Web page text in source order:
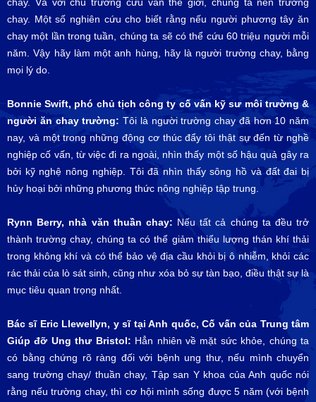
chay. Một số nghiên cứu cho biết rằng nếu người phương tây ăn
chay một lần trong tuần, chúng ta sẽ có thể cứu 60 triệu người mỗi
năm. Vậy hãy làm một anh hùng, hãy là người trường chay, bằng
mọi lý do.
Bonnie Swift, phó chủ tịch công ty cố vấn kỹ sư môi trường &
người ăn chay trường: Tôi là người trường chay đã hơn 10 năm
nay, và một trong những động cơ thúc đẩy tôi thật sự đến từ nghề
nghiệp cố vấn, từ việc đi ra ngoài, nhìn thấy một số hậu quả gây ra
bởi kỹ nghệ nông nghiệp. Tôi đã nhìn thấy sông hồ và đất đai bị
hủy hoại bởi những phương thức nông nghiệp tập trung.
Rynn Berry, nhà văn thuần chay: Nếu tất cả chúng ta đều trở
thành trường chay, chúng ta có thể giảm thiểu lượng thán khí thải
trong không khí và có thể bảo vệ địa cầu khỏi bị ô nhiễm, khỏi các
rác thải của lò sát sinh, cũng như xóa bỏ sự tàn bạo, điều thật sự là
mục tiêu quan trọng nhất.
Bác sĩ Eric Llewellyn, y sĩ tại Anh quốc, Cố vấn của Trung tâm
Giúp đỡ Ung thư Bristol: Hẳn nhiên về mặt sức khỏe, chúng ta
có bằng chứng rõ ràng đối với bệnh ung thư, nếu mình chuyển
sang trường chay/ thuần chay, Tập san Y khoa của Anh quốc nói
rằng nếu trường chay, thì cơ hội mình sống được 5 năm (với bệnh